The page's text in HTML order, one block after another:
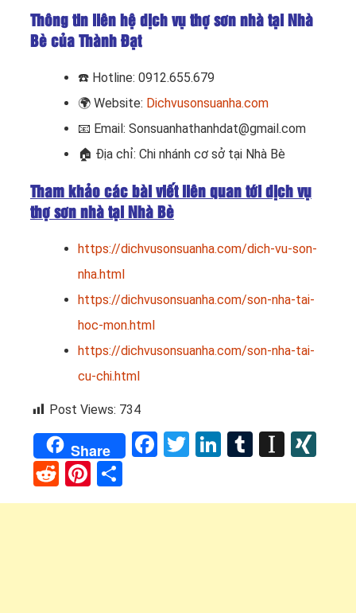
Thông tin liên hệ dịch vụ thợ sơn nhà tại Nhà
Bè của Thành Đạt
☎️ Hotline: 0912.655.679
🌍 Website: Dichvusonsuanha.com
📧 Email: Sonsuanhathanhdat@gmail.com
🏠 Địa chỉ: Chi nhánh cơ sở tại Nhà Bè
Tham khảo các bài viết liên quan tới dịch vụ
thợ sơn nhà tại Nhà Bè
https://dichvusonsuanha.com/dich-vu-son-
nha.html
https://dichvusonsuanha.com/son-nha-tai-
hoc-mon.html
https://dichvusonsuanha.com/son-nha-tai-
cu-chi.html
Post Views: 734
Share Facebook
TwitterLinkedIn
Tumblr
RedditPinterest